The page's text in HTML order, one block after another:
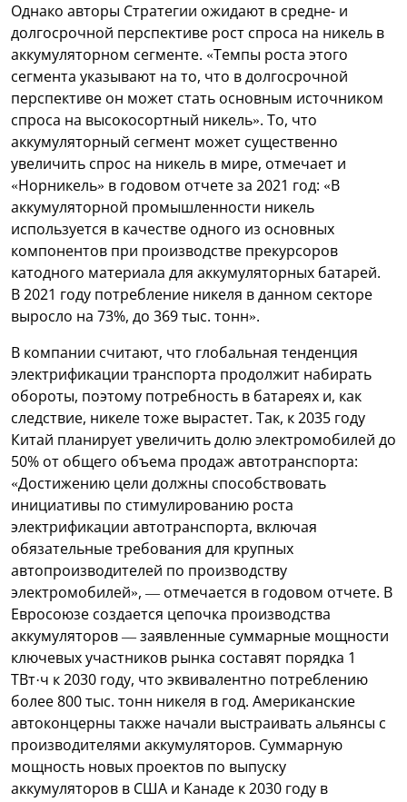
Однако авторы Стратегии ожидают в средне- и
долгосрочной перспективе рост спроса на никель в
аккумуляторном сегменте. «Темпы роста этого
сегмента указывают на то, что в долгосрочной
перспективе он может стать основным источником
спроса на высокосортный никель». То, что
аккумуляторный сегмент может существенно
увеличить спрос на никель в мире, отмечает и
«Норникель» в годовом отчете за 2021 год: «В
аккумуляторной промышленности никель
используется в качестве одного из основных
компонентов при производстве прекурсоров
катодного материала для аккумуляторных батарей.
В 2021 году потребление никеля в данном секторе
выросло на 73%, до 369 тыс. тонн».
В компании считают, что глобальная тенденция
электрификации транспорта продолжит набирать
обороты, поэтому потребность в батареях и, как
следствие, никеле тоже вырастет. Так, к 2035 году
Китай планирует увеличить долю электромобилей до
50% от общего объема продаж автотранспорта:
«Достижению цели должны способствовать
инициативы по стимулированию роста
электрификации автотранспорта, включая
обязательные требования для крупных
автопроизводителей по производству
электромобилей», — отмечается в годовом отчете. В
Евросоюзе создается цепочка производства
аккумуляторов — заявленные суммарные мощности
ключевых участников рынка составят порядка 1
ТВт·ч к 2030 году, что эквивалентно потреблению
более 800 тыс. тонн никеля в год. Американские
автоконцерны также начали выстраивать альянсы с
производителями аккумуляторов. Суммарную
мощность новых проектов по выпуску
аккумуляторов в США и Канаде к 2030 году в